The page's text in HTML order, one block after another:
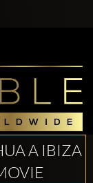
A IBIZA